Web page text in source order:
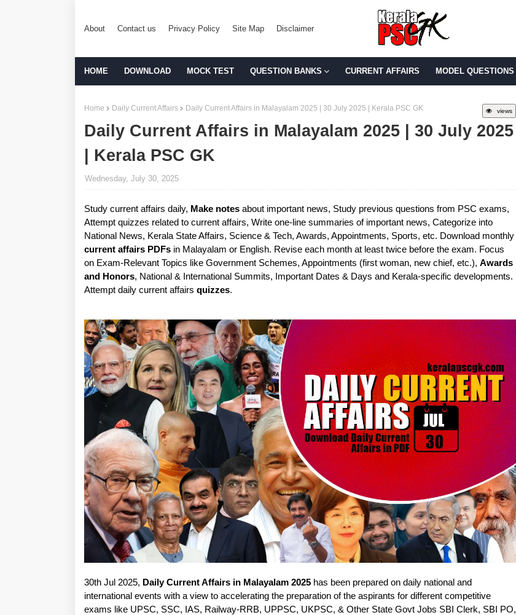
About Contact us Privacy Policy Site Map Disclaimer
HOME DOWNLOAD MOCK TEST QUESTION BANKS CURRENT AFFAIRS MODEL QUESTIONS
views
Home Daily Current Affairs Daily Current Affairs in Malayalam 2025 | 30 July 2025 | Kerala PSC GK
Daily Current Affairs in Malayalam 2025 | 30 July 2025
| Kerala PSC GK
Wednesday, July 30, 2025
Study current affairs daily, Make notes about important news, Study previous questions from PSC exams,
Attempt quizzes related to current affairs, Write one-line summaries of important news, Categorize into
National News, Kerala State Affairs, Science & Tech, Awards, Appointments, Sports, etc. Download monthly
current affairs PDFs in Malayalam or English. Revise each month at least twice before the exam. Focus
on Exam-Relevant Topics like Government Schemes, Appointments (first woman, new chief, etc.), Awards
and Honors, National & International Summits, Important Dates & Days and Kerala-specific developments.
Attempt daily current affairs quizzes.
30th Jul 2025, Daily Current Affairs in Malayalam 2025 has been prepared on daily national and
international events with a view to accelerating the preparation of the aspirants for different competitive
exams like UPSC, SSC, IAS, Railway-RRB, UPPSC, UKPSC, & Other State Govt Jobs SBI Clerk, SBI PO,